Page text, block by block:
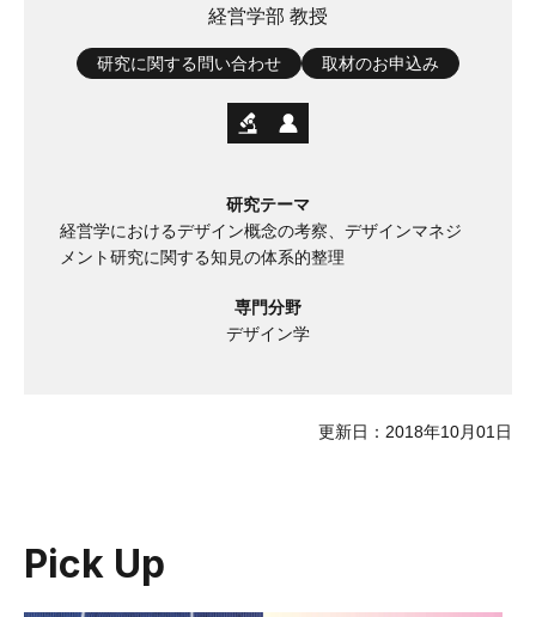
経営学部 教授
研究に関する問い合わせ 取材のお申込み
研究テーマ
経営学におけるデザイン概念の考察、デザインマネジ
メント研究に関する知見の体系的整理
専門分野
デザイン学
更新日：2018年10月01日
Pick Up